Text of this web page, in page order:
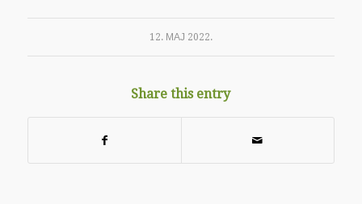
12. МАЈ 2022.
Share this entry